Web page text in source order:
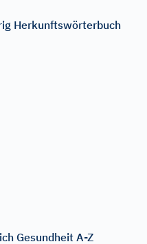
Herkunftswörterbuch
Gesundheit A-Z